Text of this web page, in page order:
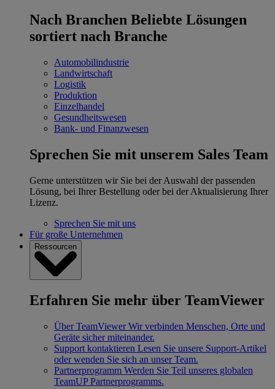
Nach Branchen Beliebte Lösungen
sortiert nach Branche
Automobilindustrie
Landwirtschaft
Logistik
Produktion
Einzelhandel
Gesundheitswesen
Bank- und Finanzwesen
Sprechen Sie mit unserem Sales Team
Gerne unterstützen wir Sie bei der Auswahl der passenden
Lösung, bei Ihrer Bestellung oder bei der Aktualisierung Ihrer
Lizenz.
Sprechen Sie mit uns
Für große Unternehmen
Ressourcen
Erfahren Sie mehr über TeamViewer
Über TeamViewer Wir verbinden Menschen, Orte und
Geräte sicher miteinander.
Support kontaktieren Lesen Sie unsere Support-Artikel
oder wenden Sie sich an unser Team.
Partnerprogramm Werden Sie Teil unseres globalen
TeamUP Partnerprogramms.